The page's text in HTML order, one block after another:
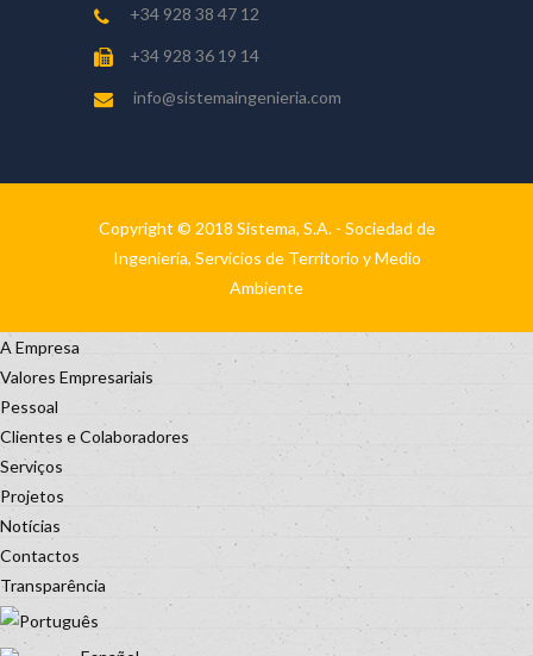
+34 928 38 47 12
+34 928 36 19 14
info@sistemaingenieria.com
Copyright © 2018 Sistema, S.A. - Sociedad de
Ingeniería, Servicios de Territorio y Medio
Ambiente
A Empresa
Valores Empresariais
Pessoal
Clientes e Colaboradores
Serviços
Projetos
Notícias
Contactos
Transparência